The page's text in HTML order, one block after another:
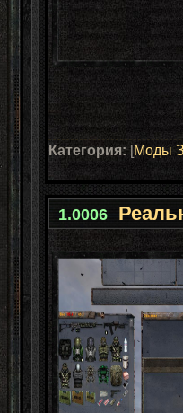
Категория:[Моды
1.0006